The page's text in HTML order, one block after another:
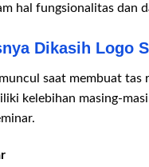
hal fungsionalitas dan
Dikasih Logo
saat membuat
kelebihan masing-